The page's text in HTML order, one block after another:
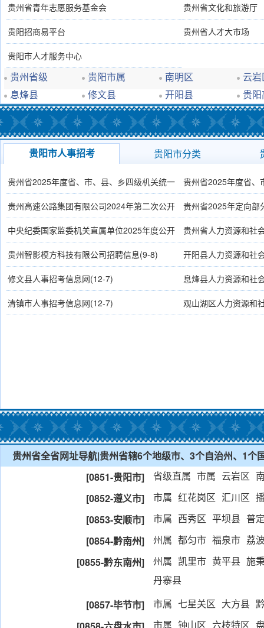
贵州省青年志愿服务基金会 贵州省文化和旅游厅
贵阳招商易平台 贵州省人才大市场
贵阳市人才服务中心
贵州省级 贵阳市属 南明区
云
息烽县
修文县 开阳县 贵
贵阳市人事招考 贵阳市分类
贵州省2025年度省、市、县、乡四级机关统一
面向社会公开招录公务员（人民警察）公告(1-
16)
贵州省2025年度省、
员公告(1-16)
贵州高速公路集团有限公司2024年第二次公开
招聘信息(12-7)
贵州省2025年定向部
题网站 (12-7)
中央纪委国家监委机关直属单位2025年度公开
招聘工作人员公告(12-5)
贵州省人力资源和社
站(12-2)
贵州智影模方科技有限公司招聘信息(9-8) 开阳县人力资源和社
修文县人事招考信息网(12-7) 息烽县人力资源和社
清镇市人事招考信息网(12-7) 观山湖区人力资源和
贵州省全省网址导航|贵州省辖6个地级市、3个自治州、1
[0851-贵阳市]
省级直属 市属 云岩区
[0852-遵义市]
市属 红花岗区 汇川区
[0853-安顺市]
市属 西秀区 平坝县 普
[0854-黔南州]
州属 都匀市 福泉市 荔
[0855-黔东南州]
州属 凯里市 黄平县 施
丹寨县
[0857-毕节市]
市属 七星关区 大方县
市属 钟山区 六枝特区